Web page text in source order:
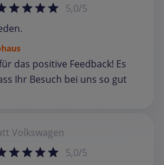
5,0/5
das positive Feedback! Es
Ihr Besuch bei uns so gut
Volkswagen
5,0/5